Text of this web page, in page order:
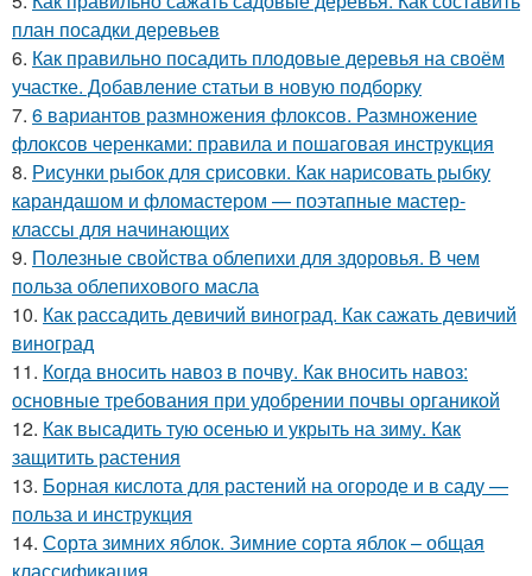
план посадки деревьев
6. Как правильно посадить плодовые деревья на своём
участке. Добавление статьи в новую подборку
7. 6 вариантов размножения флоксов. Размножение
флоксов черенками: правила и пошаговая инструкция
8. Рисунки рыбок для срисовки. Как нарисовать рыбку
карандашом и фломастером — поэтапные мастер-
классы для начинающих
9. Полезные свойства облепихи для здоровья. В чем
польза облепихового масла
10. Как рассадить девичий виноград. Как сажать девичий
виноград
11. Когда вносить навоз в почву. Как вносить навоз:
основные требования при удобрении почвы органикой
12. Как высадить тую осенью и укрыть на зиму. Как
защитить растения
13. Борная кислота для растений на огороде и в саду —
польза и инструкция
14. Сорта зимних яблок. Зимние сорта яблок – общая